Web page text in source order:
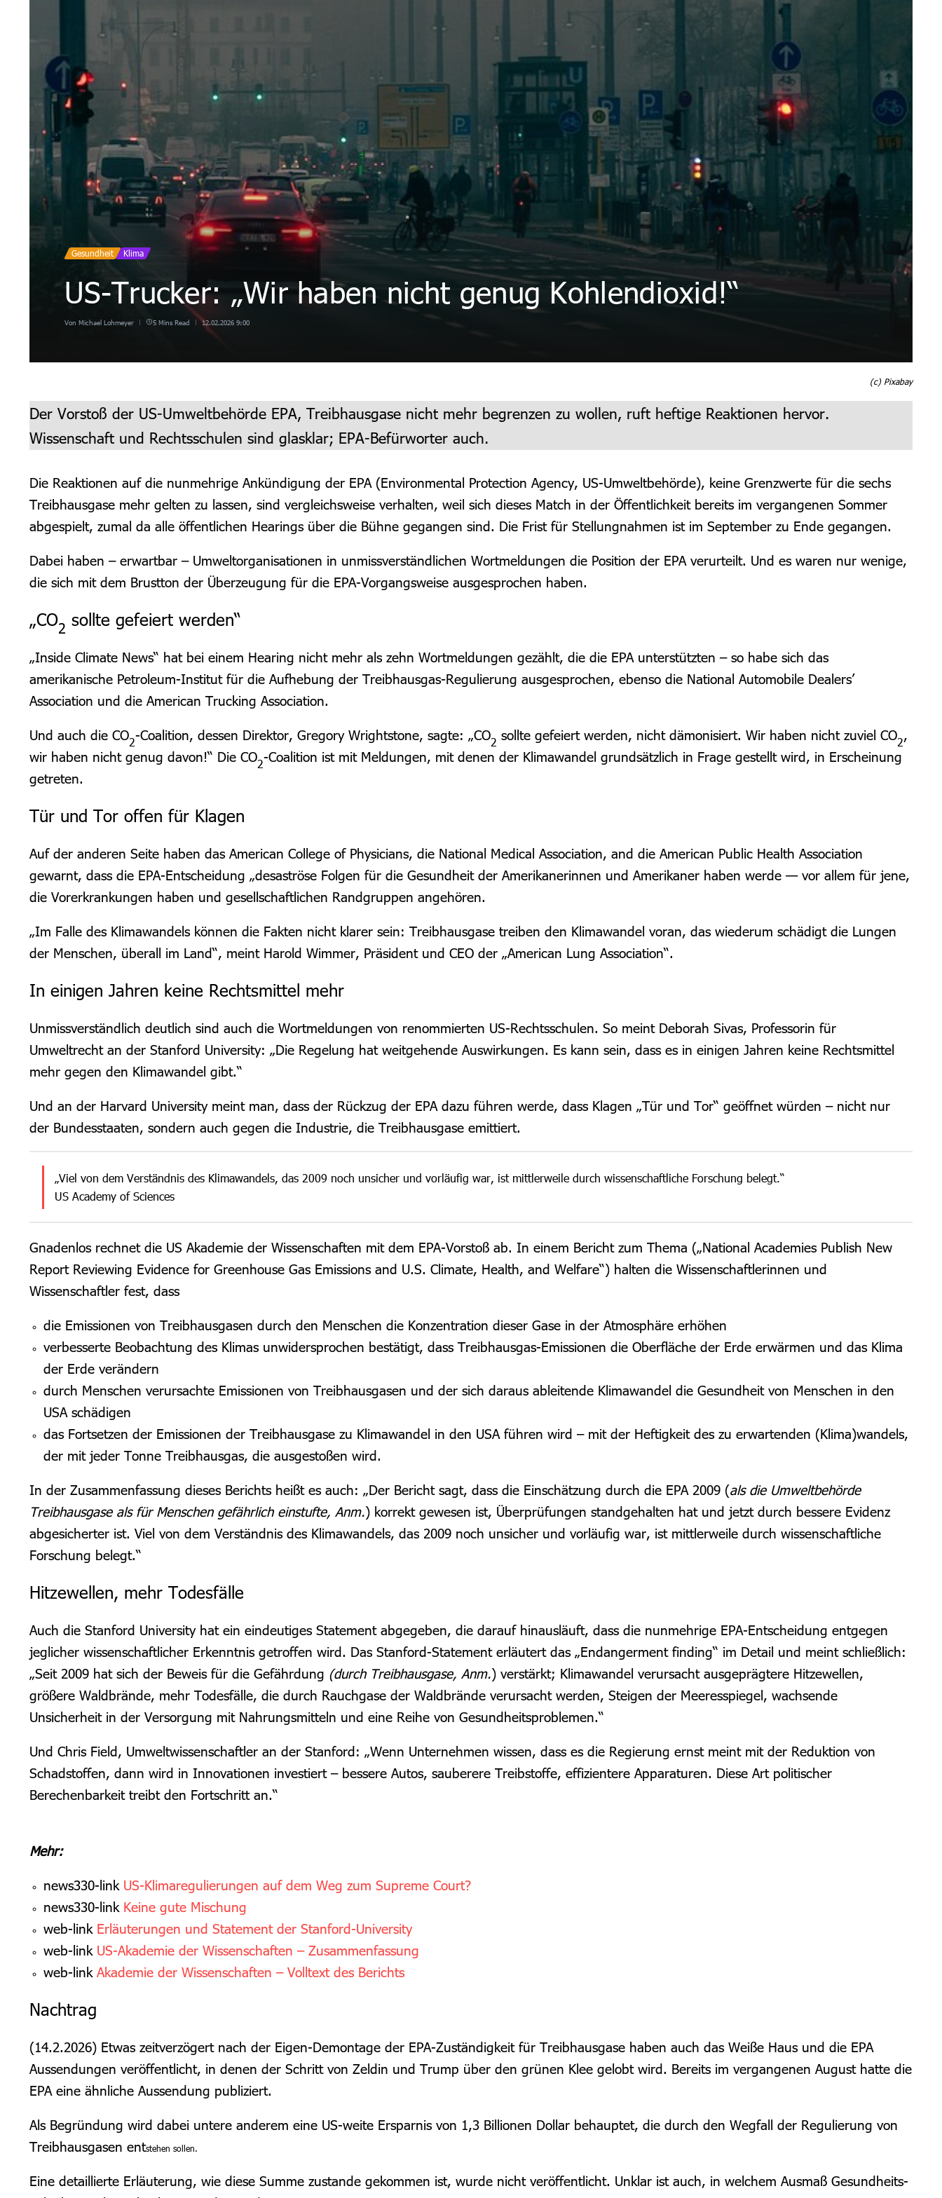
Gesundheit Klima
US-Trucker: „Wir haben nicht genug Kohlendioxid!“
Von Michael Lohmeyer 5 Mins Read 12.02.2026 9:00
(c) Pixabay
Der Vorstoß der US-Umweltbehörde EPA, Treibhausgase nicht mehr begrenzen zu wollen, ruft heftige Reaktionen hervor.
Wissenschaft und Rechtsschulen sind glasklar; EPA-Befürworter auch.
Die Reaktionen auf die nunmehrige Ankündigung der EPA (Environmental Protection Agency, US-Umweltbehörde), keine Grenzwerte für die sechs
Treibhausgase mehr gelten zu lassen, sind vergleichsweise verhalten, weil sich dieses Match in der Öffentlichkeit bereits im vergangenen Sommer
abgespielt, zumal da alle öffentlichen Hearings über die Bühne gegangen sind. Die Frist für Stellungnahmen ist im September zu Ende gegangen.
Dabei haben – erwartbar – Umweltorganisationen in unmissverständlichen Wortmeldungen die Position der EPA verurteilt. Und es waren nur wenige,
die sich mit dem Brustton der Überzeugung für die EPA-Vorgangsweise ausgesprochen haben.
„CO2 sollte gefeiert werden“
„Inside Climate News“ hat bei einem Hearing nicht mehr als zehn Wortmeldungen gezählt, die die EPA unterstützten – so habe sich das
amerikanische Petroleum-Institut für die Aufhebung der Treibhausgas-Regulierung ausgesprochen, ebenso die National Automobile Dealers’
Association und die American Trucking Association.
Und auch die CO2-Coalition, dessen Direktor, Gregory Wrightstone, sagte: „CO2 sollte gefeiert werden, nicht dämonisiert. Wir haben nicht zuviel CO2,
wir haben nicht genug davon!“ Die CO2-Coalition ist mit Meldungen, mit denen der Klimawandel grundsätzlich in Frage gestellt wird, in Erscheinung
getreten.
Tür und Tor offen für Klagen
Auf der anderen Seite haben das American College of Physicians, die National Medical Association, and die American Public Health Association
gewarnt, dass die EPA-Entscheidung „desaströse Folgen für die Gesundheit der Amerikanerinnen und Amerikaner haben werde — vor allem für jene,
die Vorerkrankungen haben und gesellschaftlichen Randgruppen angehören.
„Im Falle des Klimawandels können die Fakten nicht klarer sein: Treibhausgase treiben den Klimawandel voran, das wiederum schädigt die Lungen
der Menschen, überall im Land“, meint Harold Wimmer, Präsident und CEO der „American Lung Association“.
In einigen Jahren keine Rechtsmittel mehr
Unmissverständlich deutlich sind auch die Wortmeldungen von renommierten US-Rechtsschulen. So meint Deborah Sivas, Professorin für
Umweltrecht an der Stanford University: „Die Regelung hat weitgehende Auswirkungen. Es kann sein, dass es in einigen Jahren keine Rechtsmittel
mehr gegen den Klimawandel gibt.“
Und an der Harvard University meint man, dass der Rückzug der EPA dazu führen werde, dass Klagen „Tür und Tor“ geöffnet würden – nicht nur
der Bundesstaaten, sondern auch gegen die Industrie, die Treibhausgase emittiert.
„Viel von dem Verständnis des Klimawandels, das 2009 noch unsicher und vorläufig war, ist mittlerweile durch wissenschaftliche Forschung belegt.“
US Academy of Sciences
Gnadenlos rechnet die US Akademie der Wissenschaften mit dem EPA-Vorstoß ab. In einem Bericht zum Thema („National Academies Publish New
Report Reviewing Evidence for Greenhouse Gas Emissions and U.S. Climate, Health, and Welfare“) halten die Wissenschaftlerinnen und
Wissenschaftler fest, dass
die Emissionen von Treibhausgasen durch den Menschen die Konzentration dieser Gase in der Atmosphäre erhöhen
verbesserte Beobachtung des Klimas unwidersprochen bestätigt, dass Treibhausgas-Emissionen die Oberfläche der Erde erwärmen und das Klima
der Erde verändern
durch Menschen verursachte Emissionen von Treibhausgasen und der sich daraus ableitende Klimawandel die Gesundheit von Menschen in den
USA schädigen
das Fortsetzen der Emissionen der Treibhausgase zu Klimawandel in den USA führen wird – mit der Heftigkeit des zu erwartenden (Klima)wandels,
der mit jeder Tonne Treibhausgas, die ausgestoßen wird.
In der Zusammenfassung dieses Berichts heißt es auch: „Der Bericht sagt, dass die Einschätzung durch die EPA 2009 (als die Umweltbehörde
Treibhausgase als für Menschen gefährlich einstufte, Anm.) korrekt gewesen ist, Überprüfungen standgehalten hat und jetzt durch bessere Evidenz
abgesicherter ist. Viel von dem Verständnis des Klimawandels, das 2009 noch unsicher und vorläufig war, ist mittlerweile durch wissenschaftliche
Forschung belegt.“
Hitzewellen, mehr Todesfälle
Auch die Stanford University hat ein eindeutiges Statement abgegeben, die darauf hinausläuft, dass die nunmehrige EPA-Entscheidung entgegen
jeglicher wissenschaftlicher Erkenntnis getroffen wird. Das Stanford-Statement erläutert das „Endangerment finding“ im Detail und meint schließlich:
„Seit 2009 hat sich der Beweis für die Gefährdung (durch Treibhausgase, Anm.) verstärkt; Klimawandel verursacht ausgeprägtere Hitzewellen,
größere Waldbrände, mehr Todesfälle, die durch Rauchgase der Waldbrände verursacht werden, Steigen der Meeresspiegel, wachsende
Unsicherheit in der Versorgung mit Nahrungsmitteln und eine Reihe von Gesundheitsproblemen.“
Und Chris Field, Umweltwissenschaftler an der Stanford: „Wenn Unternehmen wissen, dass es die Regierung ernst meint mit der Reduktion von
Schadstoffen, dann wird in Innovationen investiert – bessere Autos, sauberere Treibstoffe, effizientere Apparaturen. Diese Art politischer
Berechenbarkeit treibt den Fortschritt an.“
Mehr:
news330-link US-Klimaregulierungen auf dem Weg zum Supreme Court?
news330-link Keine gute Mischung
web-link Erläuterungen und Statement der Stanford-University
web-link US-Akademie der Wissenschaften – Zusammenfassung
web-link Akademie der Wissenschaften – Volltext des Berichts
Nachtrag
(14.2.2026) Etwas zeitverzögert nach der Eigen-Demontage der EPA-Zuständigkeit für Treibhausgase haben auch das Weiße Haus und die EPA
Aussendungen veröffentlicht, in denen der Schritt von Zeldin und Trump über den grünen Klee gelobt wird. Bereits im vergangenen August hatte die
EPA eine ähnliche Aussendung publiziert.
Als Begründung wird dabei untere anderem eine US-weite Ersparnis von 1,3 Billionen Dollar behauptet, die durch den Wegfall der Regulierung von
Treibhausgasen entstehen sollen.
Eine detaillierte Erläuterung, wie diese Summe zustande gekommen ist, wurde nicht veröffentlicht. Unklar ist auch, in welchem Ausmaß Gesundheits-